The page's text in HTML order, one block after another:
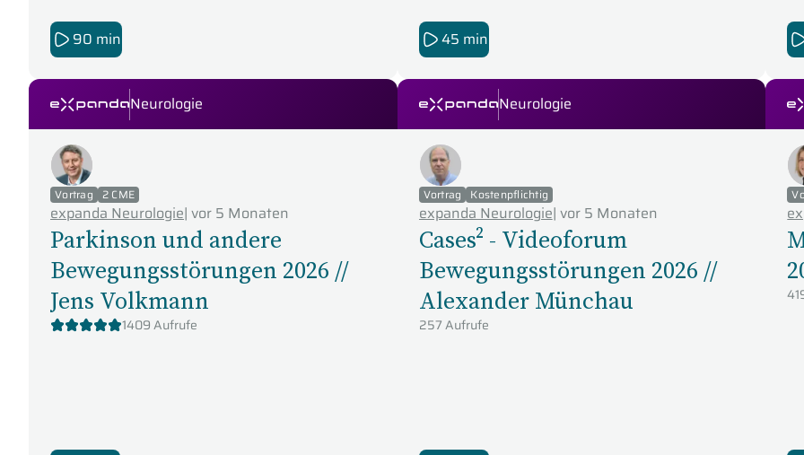
90 min 45 min
expanda Seminare
Neurologie
Vortrag 2 CME
expanda Neurologie| vor 5 Monaten
Parkinson und andere
Bewegungsstörungen 2026 //
Jens Volkmann
1409 Aufrufe
expanda Seminare
Neurologie
Vortrag Kostenpflichtig
expanda Neurologie| vor 5 Monaten
Cases² - Videoforum
Bewegungsstörungen 2026 //
Alexander Münchau
257 Aufrufe